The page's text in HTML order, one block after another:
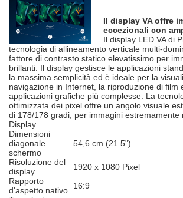
Il display VA offre
eccezionali con
Il display LED VA di
tecnologia di allineamento verticale multi-
fattore di contrasto statico elevatissimo per
brillanti. Il display gestisce le applicazioni
la massima semplicità ed è ideale per la
navigazione in Internet, la riproduzione di film
applicazioni grafiche più complesse. La
ottimizzata dei pixel offre un angolo visuale
di 178/178 gradi, per immagini estremamente
Display
Dimensioni
diagonale
schermo
54,6 cm (21.5")
Risoluzione del
display
1920 x 1080 Pixel
Rapporto
d'aspetto nativo
16:9